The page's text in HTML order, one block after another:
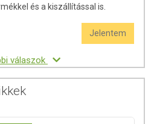
és a kiszállítással is.
Jelentem
válaszok